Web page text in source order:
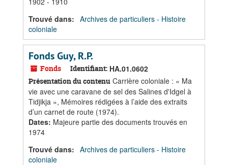
Trouvé dans: Archives de particuliers - Histoire
coloniale
Fonds Guy, R.P.
Fonds Identifiant: HA.01.0602
Présentation du contenu Carrière coloniale : « Ma
vie avec une caravane de sel des Salines d'Idgel à
Tidjikja », Mémoires rédigées à l’aide des extraits
d’un carnet de route (1974).
Dates: Majeure partie des documents trouvés en
1974
Trouvé dans: Archives de particuliers - Histoire
coloniale